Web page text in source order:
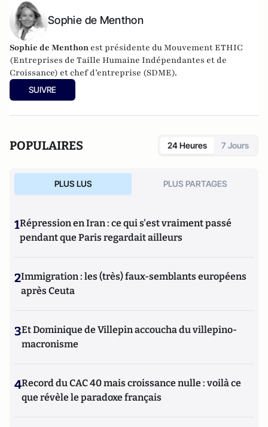
Sophie de Menthon
Sophie de Menthon est présidente du Mouvement ETHIC
(Entreprises de Taille Humaine Indépendantes et de
Croissance) et chef d’entreprise (SDME).
SUIVRE
POPULAIRES 24 Heures 7 Jours
PLUS LUS PLUS PARTAGES
1Répression en Iran : ce qui s'est vraiment passé
pendant que Paris regardait ailleurs
2Immigration : les (très) faux-semblants européens
après Ceuta
3Et Dominique de Villepin accoucha du villepino-
macronisme
4Record du CAC 40 mais croissance nulle : voilà ce
que révèle le paradoxe français